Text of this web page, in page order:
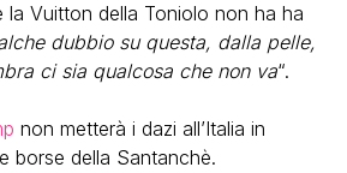
la Vuitton della Toniolo non ha ha
dubbio su questa, dalla pelle,
ci sia qualcosa che non va“.
non metterà i dazi all’Italia in
borse della Santanchè.